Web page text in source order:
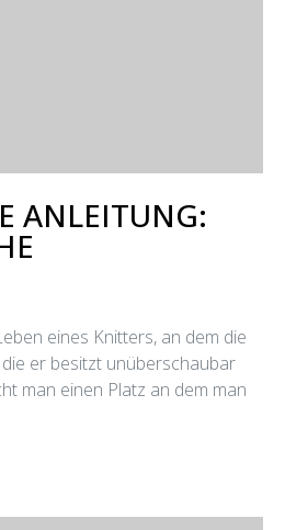
ANLEITUNG:
eines Knitters, an dem die
er besitzt unüberschaubar
man einen Platz an dem man